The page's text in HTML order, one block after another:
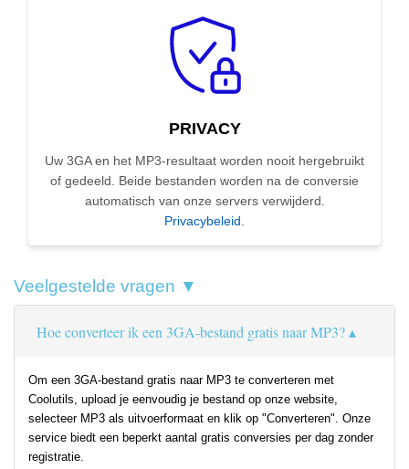
PRIVACY
Uw 3GA en het MP3-resultaat worden nooit hergebruikt
of gedeeld. Beide bestanden worden na de conversie
automatisch van onze servers verwijderd.
Privacybeleid.
Veelgestelde vragen ▼
Hoe converteer ik een 3GA-bestand gratis naar MP3?
Om een 3GA-bestand gratis naar MP3 te converteren met
Coolutils, upload je eenvoudig je bestand op onze website,
selecteer MP3 als uitvoerformaat en klik op "Converteren". Onze
service biedt een beperkt aantal gratis conversies per dag zonder
registratie.